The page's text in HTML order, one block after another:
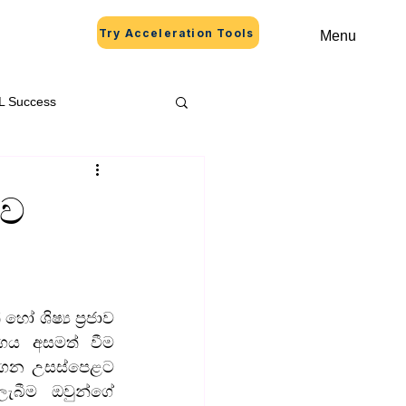
Try Acceleration Tools Menu
Success
ශිෂ්‍ය ප්‍රජාව
අසමත් වීම
උසස්පෙළට
ඔවුන්ගේ